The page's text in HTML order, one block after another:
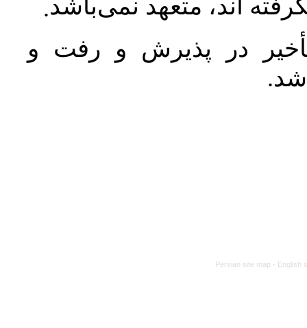
اند، متعهد نمی‌باشد.
در پذیرش و رفت و
شد.
Persian site map - English